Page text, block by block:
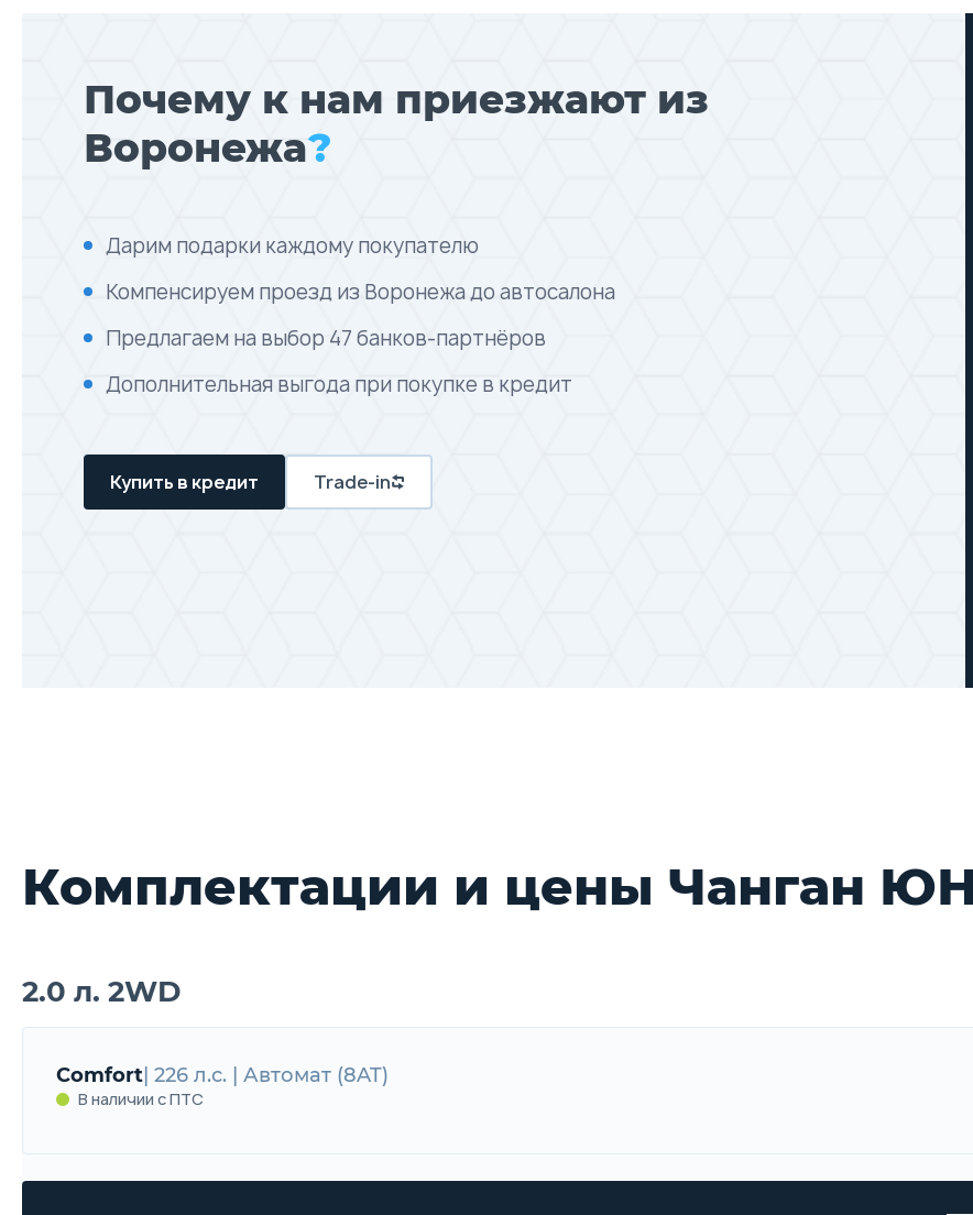
Почему к нам приезжают из
Воронежа?
Дарим подарки каждому покупателю
Компенсируем проезд из Воронежа до автосалона
Предлагаем на выбор 47 банков-партнёров
Дополнительная выгода при покупке в кредит
Купить в кредит Trade-in
Комплектации и цены Чанган
2.0 л. 2WD
Comfort | 226 л.с. | Автомат (8AT)
В наличии с ПТС